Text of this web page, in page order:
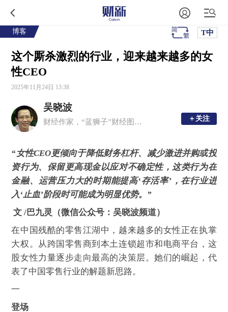
博客 T中
这个厮杀激烈的行业，迎来越来越多的女
性CEO
2025年11月24日 13:38
吴晓波
财经作家，“蓝狮子”财经图书出版人 ＋关注
＋关注
“女性CEO更倾向于降低财务杠杆、减少激进并购或投
资行为、保留更高现金以应对不确定性，这类行为在
金融、运营压力大的时期能提高‘存活率’，在行业进
入‘止血’阶段时可能成为明显优势。”
文 /巴九灵（微信公众号：吴晓波频道）
在中国残酷的零售江湖中，越来越多的女性正在执掌
大权。从跨国零售商到本土连锁超市和电商平台，这
股女性力量逐步走向最高的决策层。她们的崛起，代
表了中国零售行业的解题新思路。
一
登场